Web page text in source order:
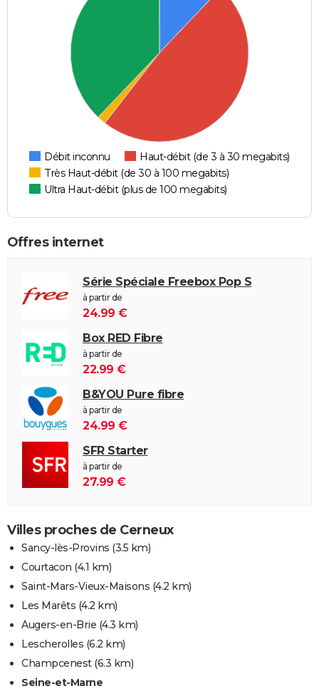
Débit inconnu
Haut-débit (de 3 à 30 megabits)
Très Haut-débit (de 30 à 100 megabits)
Ultra Haut-débit (plus de 100 megabits)
Offres internet
Série Spéciale Freebox Pop S
à partir de
24.99 €
Box RED Fibre
à partir de
22.99 €
B&YOU Pure fibre
à partir de
24.99 €
SFR Starter
à partir de
27.99 €
Villes proches de Cerneux
Sancy-lès-Provins (3.5 km)
Courtacon (4.1 km)
Saint-Mars-Vieux-Maisons (4.2 km)
Les Marêts (4.2 km)
Augers-en-Brie (4.3 km)
Lescherolles (6.2 km)
Champcenest(6.3 km)
Seine-et-Marne